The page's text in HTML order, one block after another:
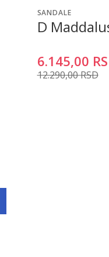
SANDALE
D
6.145,00
12.290,00RSD